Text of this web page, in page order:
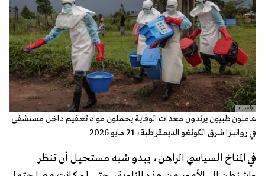
(أ.ف.ب)
عاملون طبيون يرتدون معدات الوقاية يحملون مواد تعقيم داخل مستشفى
في روانبارا شرق الكونغو الديمقراطية، 21 مايو 2026
في المناخ السياسي الراهن، يبدو شبه مستحيل أن تنظر